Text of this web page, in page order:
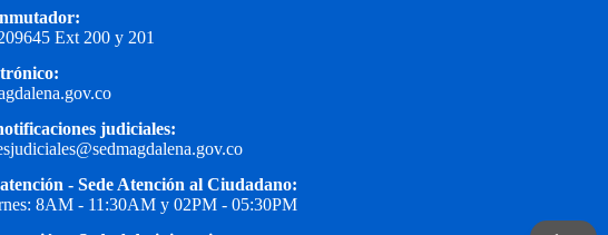
Ext 200 y 201
judiciales:
- Sede Atención al Ciudadano:
8AM - 11:30AM y 02PM - 05:30PM